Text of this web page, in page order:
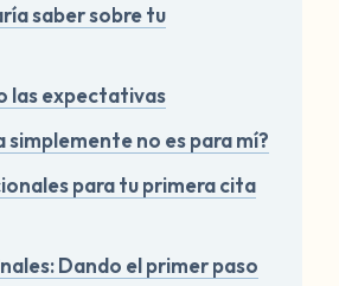
saber sobre tu
las expectativas
simplemente no es para mí?
para tu primera cita
Dando el primer paso